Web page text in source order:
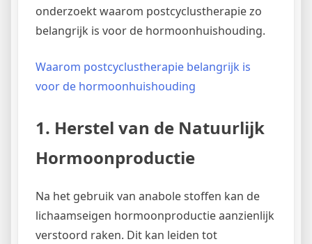
onderzoekt waarom postcyclustherapie zo
belangrijk is voor de hormoonhuishouding.
Waarom postcyclustherapie belangrijk is
voor de hormoonhuishouding
1. Herstel van de Natuurlijk
Hormoonproductie
Na het gebruik van anabole stoffen kan de
lichaamseigen hormoonproductie aanzienlijk
verstoord raken. Dit kan leiden tot